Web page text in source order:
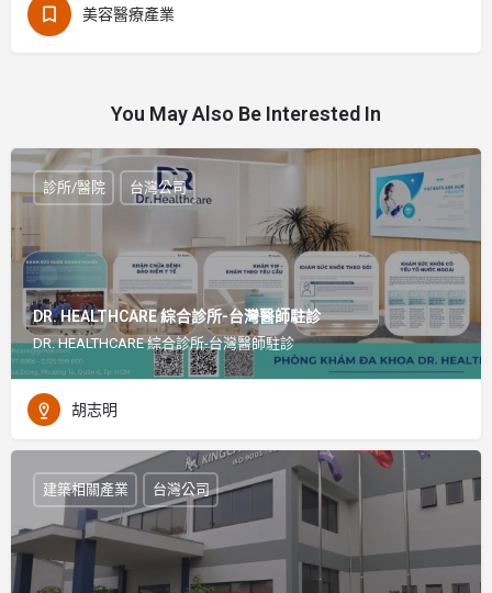
美容醫療產業
You May Also Be Interested In
DR. HEALTHCARE 綜合診所-台灣醫師駐診
DR. HEALTHCARE 綜合診所-台灣醫師駐診
診所/醫院 台灣公司
胡志明
建築相關產業 台灣公司